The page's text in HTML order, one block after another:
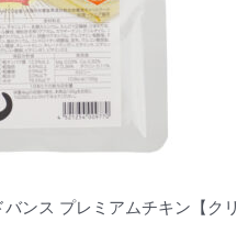
ンス プレミアムチキン【ク